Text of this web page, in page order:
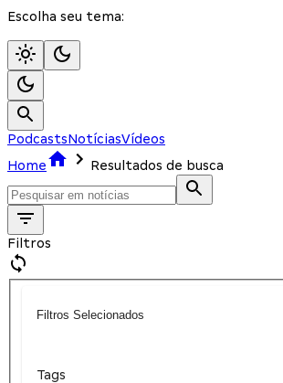
Escolha seu tema:
PodcastsNotíciasVídeos
Home
Resultados de busca
Filtros
Filtros Selecionados
Tags